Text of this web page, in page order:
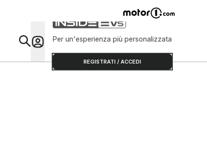
Per un'esperienza più personalizzata
REGISTRATI / ACCEDI